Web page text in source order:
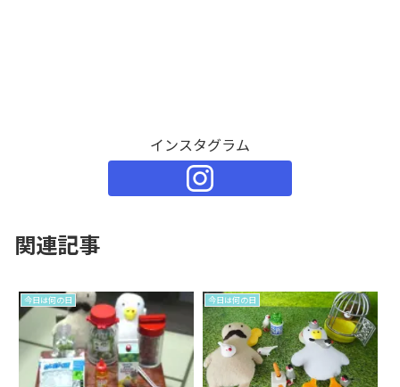
インスタグラム
関連記事
今日は何の日 今日は何の日